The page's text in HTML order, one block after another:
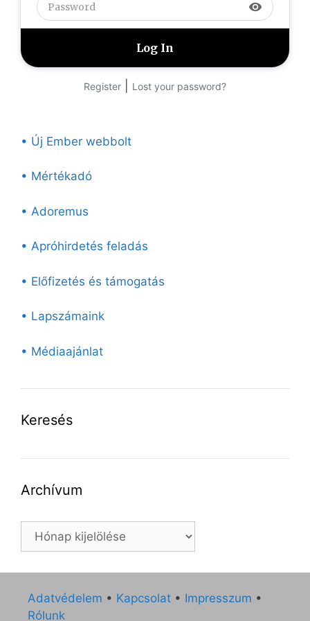
visibility
Register Lost your password?
• Új Ember webbolt
• Mértékadó
• Adoremus
• Apróhirdetés feladás
• Előfizetés és támogatás
• Lapszámaink
• Médiaajánlat
Keresés
Archívum
Archívum
Adatvédelem • Kapcsolat • Impresszum •
Rólunk